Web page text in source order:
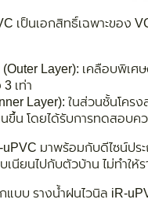
เป็นเอกสิทธิ์เฉพาะของ
Layer): เคลือบพิเศ
เท่า
Layer): ในส่วนชั้นโคร
ขึ้น โดยได้รับการทดสอบค
uPVC มาพร้อมกับดีไซน์ปร
เนียนไปกับตัวบ้าน ไม่ทำใ
กแบบ รางน้ำฝนไวนิล iR-